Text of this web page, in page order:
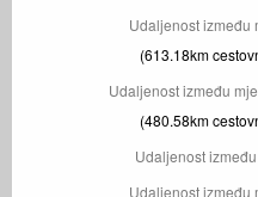
Udaljenost između
(613.18km
Udaljenost između
(480.58km
Udaljenost
Udaljenost između